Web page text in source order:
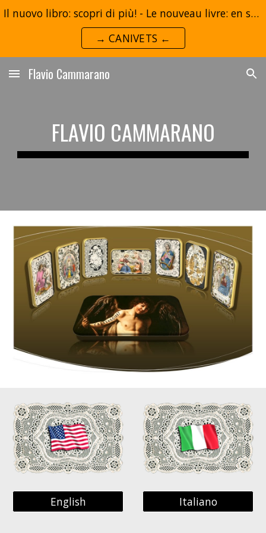
Skip to main content
Il nuovo libro: scopri di più! - Le nouveau livre: en savoir plus!
→ CANIVETS ←
Flavio Cammarano
FLAVIO CAMMARANO
English Italiano